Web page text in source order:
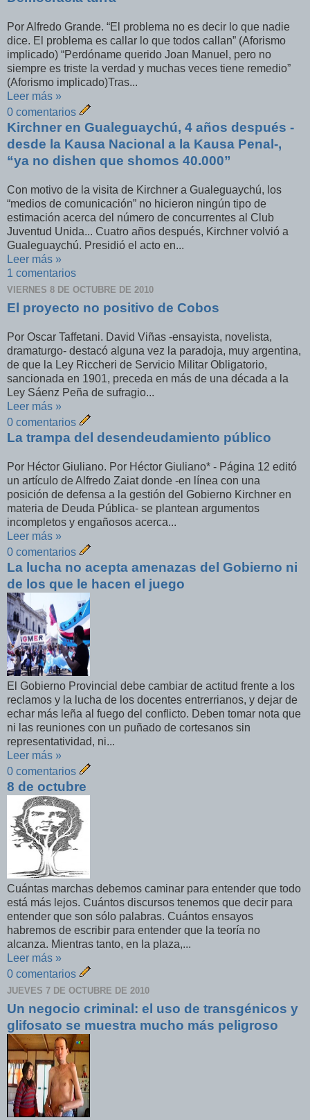
Por Alfredo Grande. “El problema no es decir lo que nadie
dice. El problema es callar lo que todos callan” (Aforismo
implicado) “Perdóname querido Joan Manuel, pero no
siempre es triste la verdad y muchas veces tiene remedio”
(Aforismo implicado)Tras...
Leer más »
0 comentarios
Kirchner en Gualeguaychú, 4 años después -
desde la Kausa Nacional a la Kausa Penal-,
“ya no dishen que shomos 40.000”
Con motivo de la visita de Kirchner a Gualeguaychú, los
“medios de comunicación” no hicieron ningún tipo de
estimación acerca del número de concurrentes al Club
Juventud Unida... Cuatro años después, Kirchner volvió a
Gualeguaychú. Presidió el acto en...
Leer más »
1 comentarios
VIERNES 8 DE OCTUBRE DE 2010
El proyecto no positivo de Cobos
Por Oscar Taffetani. David Viñas -ensayista, novelista,
dramaturgo- destacó alguna vez la paradoja, muy argentina,
de que la Ley Riccheri de Servicio Militar Obligatorio,
sancionada en 1901, preceda en más de una década a la
Ley Sáenz Peña de sufragio...
Leer más »
0 comentarios
La trampa del desendeudamiento público
Por Héctor Giuliano. Por Héctor Giuliano* - Página 12 editó
un artículo de Alfredo Zaiat donde -en línea con una
posición de defensa a la gestión del Gobierno Kirchner en
materia de Deuda Pública- se plantean argumentos
incompletos y engañosos acerca...
Leer más »
0 comentarios
La lucha no acepta amenazas del Gobierno ni
de los que le hacen el juego
El Gobierno Provincial debe cambiar de actitud frente a los
reclamos y la lucha de los docentes entrerrianos, y dejar de
echar más leña al fuego del conflicto. Deben tomar nota que
ni las reuniones con un puñado de cortesanos sin
representatividad, ni...
Leer más »
0 comentarios
8 de octubre
Cuántas marchas debemos caminar para entender que todo
está más lejos. Cuántos discursos tenemos que decir para
entender que son sólo palabras. Cuántos ensayos
habremos de escribir para entender que la teoría no
alcanza. Mientras tanto, en la plaza,...
Leer más »
0 comentarios
JUEVES 7 DE OCTUBRE DE 2010
Un negocio criminal: el uso de transgénicos y
glifosato se muestra mucho más peligroso